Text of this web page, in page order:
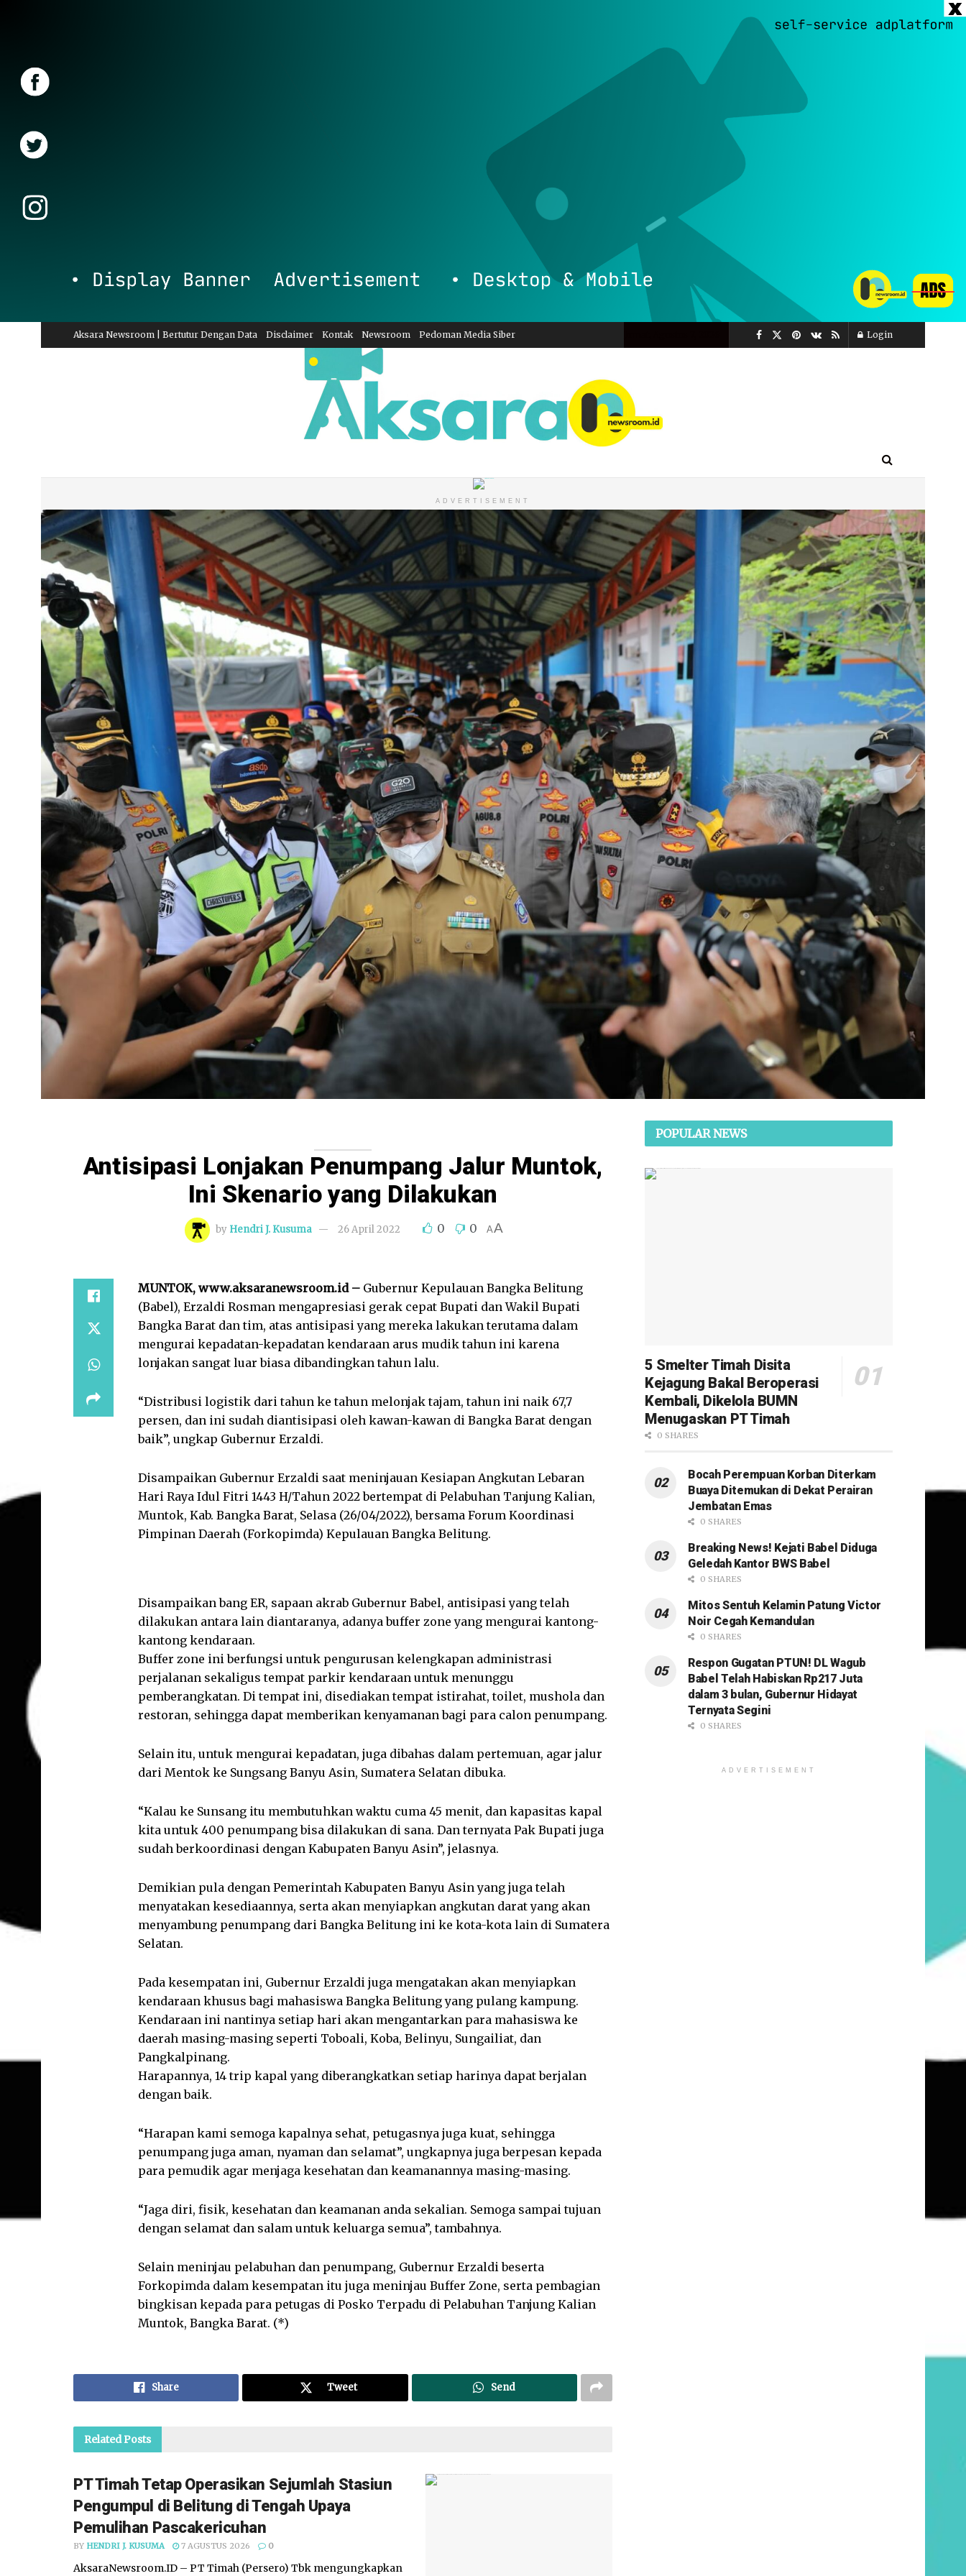
Aksara Newsroom | Bertutur Dengan Data Disclaimer Kontak Newsroom Pedoman Media Siber Login
ADVERTISEMENT
Antisipasi Lonjakan Penumpang Jalur Muntok,
Ini Skenario yang Dilakukan
by Hendri J. Kusuma 26 April 2022 0 0 AA
MUNTOK, www.aksaranewsroom.id – Gubernur Kepulauan Bangka Belitung
(Babel), Erzaldi Rosman mengapresiasi gerak cepat Bupati dan Wakil Bupati
Bangka Barat dan tim, atas antisipasi yang mereka lakukan terutama dalam
mengurai kepadatan-kepadatan kendaraan arus mudik tahun ini karena
lonjakan sangat luar biasa dibandingkan tahun lalu.
“Distribusi logistik dari tahun ke tahun melonjak tajam, tahun ini naik 67,7
persen, dan ini sudah diantisipasi oleh kawan-kawan di Bangka Barat dengan
baik”, ungkap Gubernur Erzaldi.
Disampaikan Gubernur Erzaldi saat meninjauan Kesiapan Angkutan Lebaran
Hari Raya Idul Fitri 1443 H/Tahun 2022 bertempat di Pelabuhan Tanjung Kalian,
Muntok, Kab. Bangka Barat, Selasa (26/04/2022), bersama Forum Koordinasi
Pimpinan Daerah (Forkopimda) Kepulauan Bangka Belitung.
Disampaikan bang ER, sapaan akrab Gubernur Babel, antisipasi yang telah
dilakukan antara lain diantaranya, adanya buffer zone yang mengurai kantong-
kantong kendaraan.
Buffer zone ini berfungsi untuk pengurusan kelengkapan administrasi
perjalanan sekaligus tempat parkir kendaraan untuk menunggu
pemberangkatan. Di tempat ini, disediakan tempat istirahat, toilet, mushola dan
restoran, sehingga dapat memberikan kenyamanan bagi para calon penumpang.
Selain itu, untuk mengurai kepadatan, juga dibahas dalam pertemuan, agar jalur
dari Mentok ke Sungsang Banyu Asin, Sumatera Selatan dibuka.
“Kalau ke Sunsang itu membutuhkan waktu cuma 45 menit, dan kapasitas kapal
kita untuk 400 penumpang bisa dilakukan di sana. Dan ternyata Pak Bupati juga
sudah berkoordinasi dengan Kabupaten Banyu Asin”, jelasnya.
Demikian pula dengan Pemerintah Kabupaten Banyu Asin yang juga telah
menyatakan kesediaannya, serta akan menyiapkan angkutan darat yang akan
menyambung penumpang dari Bangka Belitung ini ke kota-kota lain di Sumatera
Selatan.
Pada kesempatan ini, Gubernur Erzaldi juga mengatakan akan menyiapkan
kendaraan khusus bagi mahasiswa Bangka Belitung yang pulang kampung.
Kendaraan ini nantinya setiap hari akan mengantarkan para mahasiswa ke
daerah masing-masing seperti Toboali, Koba, Belinyu, Sungailiat, dan
Pangkalpinang.
Harapannya, 14 trip kapal yang diberangkatkan setiap harinya dapat berjalan
dengan baik.
“Harapan kami semoga kapalnya sehat, petugasnya juga kuat, sehingga
penumpang juga aman, nyaman dan selamat”, ungkapnya juga berpesan kepada
para pemudik agar menjaga kesehatan dan keamanannya masing-masing.
“Jaga diri, fisik, kesehatan dan keamanan anda sekalian. Semoga sampai tujuan
dengan selamat dan salam untuk keluarga semua”, tambahnya.
Selain meninjau pelabuhan dan penumpang, Gubernur Erzaldi beserta
Forkopimda dalam kesempatan itu juga meninjau Buffer Zone, serta pembagian
bingkisan kepada para petugas di Posko Terpadu di Pelabuhan Tanjung Kalian
Muntok, Bangka Barat. (*)
Share Tweet Send
RelatedPosts
PT Timah Tetap Operasikan Sejumlah Stasiun
Pengumpul di Belitung di Tengah Upaya
Pemulihan Pascakericuhan
BY HENDRI J. KUSUMA 7 AGUSTUS 2026 0
AksaraNewsroom.ID – PT Timah (Persero) Tbk mengungkapkan
POPULAR NEWS
5 Smelter Timah Disita
Kejagung Bakal Beroperasi
Kembali, Dikelola BUMN
Menugaskan PT Timah
0 SHARES
Bocah Perempuan Korban Diterkam
Buaya Ditemukan di Dekat Perairan
Jembatan Emas
0 SHARES
Breaking News! Kejati Babel Diduga
Geledah Kantor BWS Babel
0 SHARES
Mitos Sentuh Kelamin Patung Victor
Noir Cegah Kemandulan
0 SHARES
Respon Gugatan PTUN! DL Wagub
Babel Telah Habiskan Rp217 Juta
dalam 3 bulan, Gubernur Hidayat
Ternyata Segini
0 SHARES
ADVERTISEMENT